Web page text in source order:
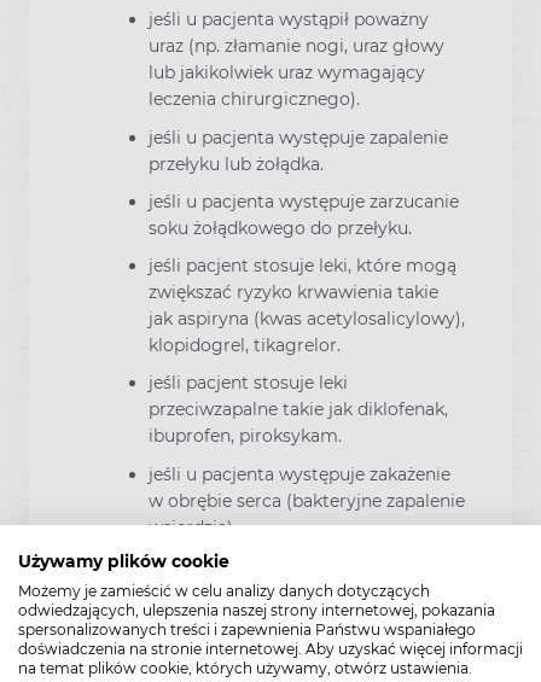
Używamy plików cookie
Możemy je zamieścić w celu analizy danych dotyczących
odwiedzających, ulepszenia naszej strony internetowej, pokazania
spersonalizowanych treści i zapewnienia Państwu wspaniałego
doświadczenia na stronie internetowej. Aby uzyskać więcej informacji
na temat plików cookie, których używamy, otwórz ustawienia.
jeśli u pacjenta wystąpił poważny
uraz (np. złamanie nogi, uraz głowy
lub jakikolwiek uraz wymagający
leczenia chirurgicznego).
jeśli u pacjenta występuje zapalenie
przełyku lub żołądka.
jeśli u pacjenta występuje zarzucanie
soku żołądkowego do przełyku.
jeśli pacjent stosuje leki, które mogą
zwiększać ryzyko krwawienia takie
jak aspiryna (kwas acetylosalicylowy),
klopidogrel, tikagrelor.
jeśli pacjent stosuje leki
przeciwzapalne takie jak diklofenak,
ibuprofen, piroksykam.
jeśli u pacjenta występuje zakażenie
w obrębie serca (bakteryjne zapalenie
wsierdzia).
jeśli u pacjenta występuje zaburzenie
czynności nerek, lub pacjent jest
odwodniony (uczucie pragnienia,
oddawanie zmniejszonej ilości
ciemnego moczu